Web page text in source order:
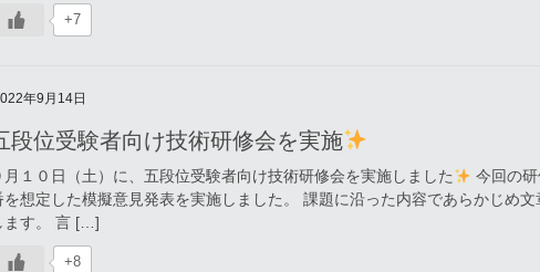
+7
年9月14日
段位受験者向け技術研修会を実施
月１０日（土）に、五段位受験者向け技術研修会を実施しました
今回の
を想定した模擬意見発表を実施しました。 課題に沿った内容であらかじめ
ます。 言 […]
+8